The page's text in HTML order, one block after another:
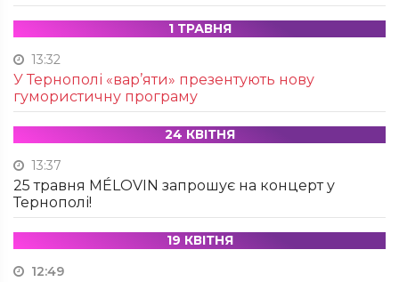
1 ТРАВНЯ
13:32
У Тернополі «вар’яти» презентують нову
гумористичну програму
24 КВІТНЯ
13:37
25 травня MÉLOVIN запрошує на концерт у
Тернополі!
19 КВІТНЯ
12:49